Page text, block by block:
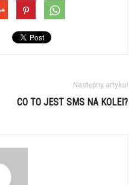
Następny artykuł
CO TO JEST SMS NA KOLEI?